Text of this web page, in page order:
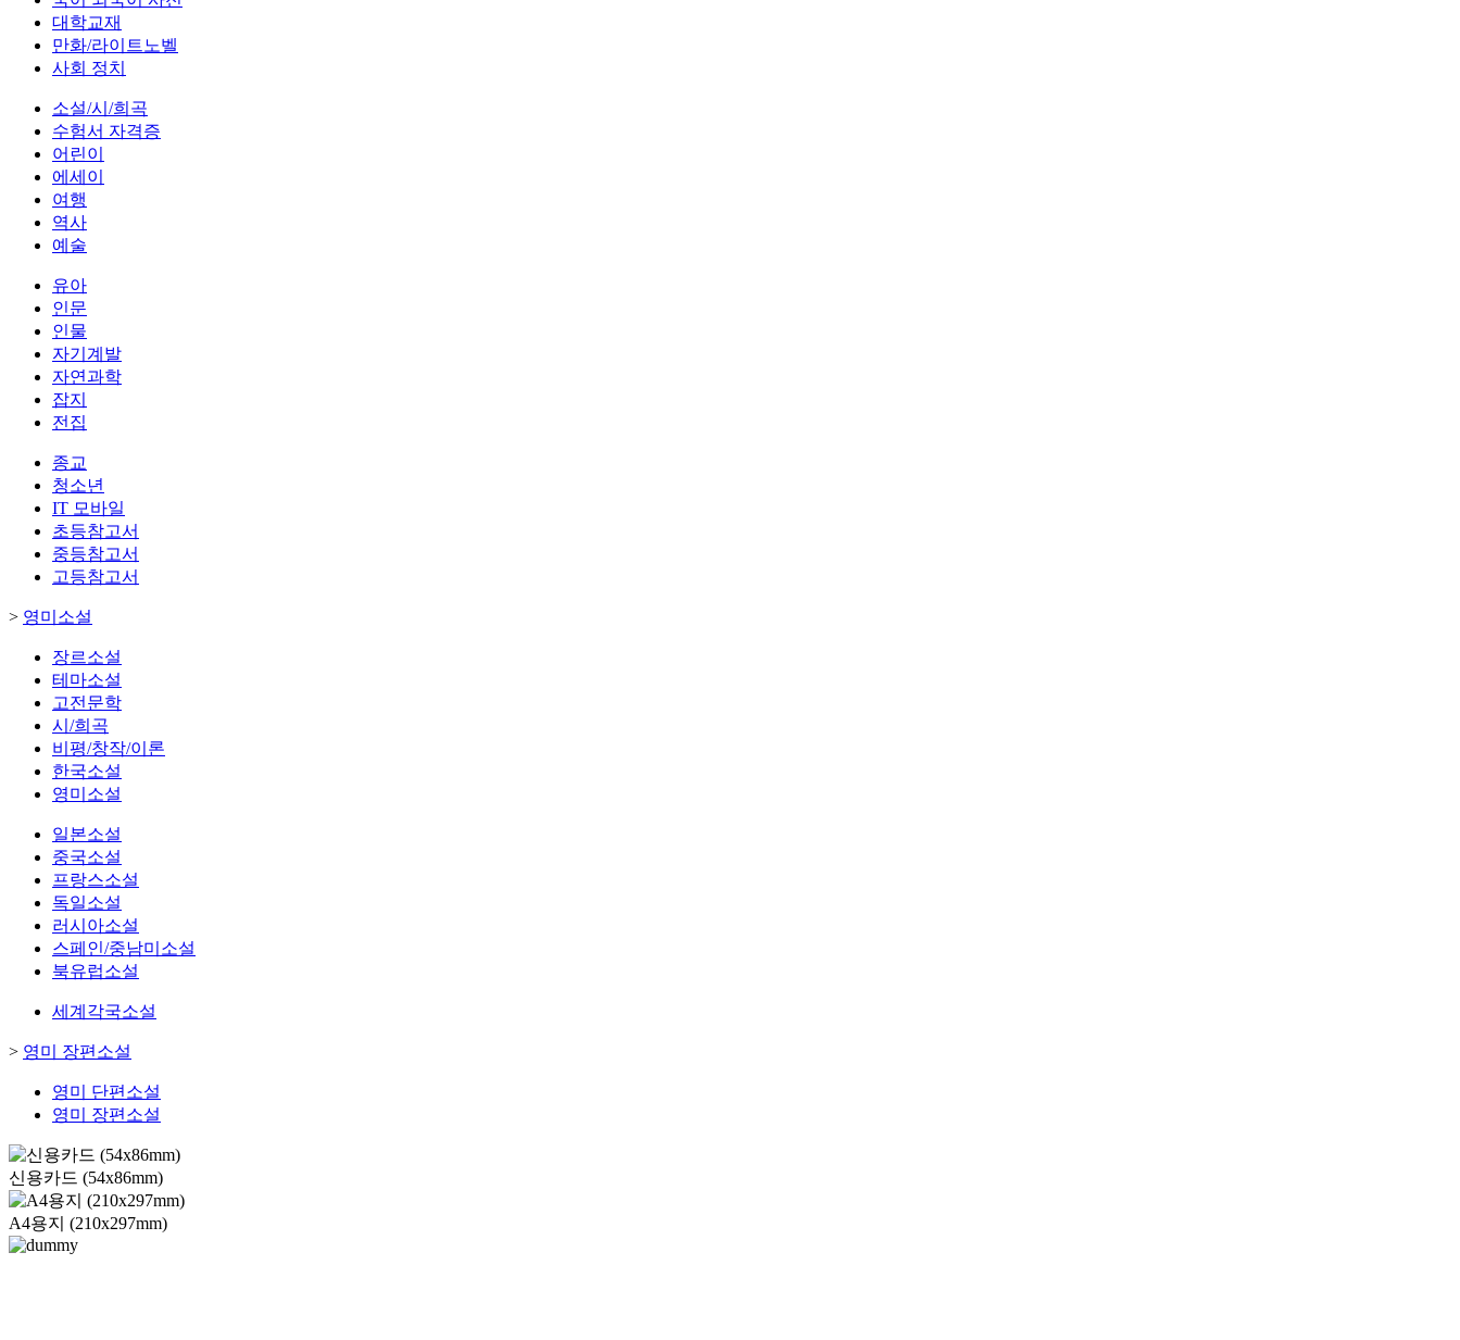
대학교재
만화/라이트노벨
사회 정치
소설/시/희곡
수험서 자격증
어린이
에세이
여행
역사
예술
유아
인문
인물
자기계발
자연과학
잡지
전집
종교
청소년
IT 모바일
초등참고서
중등참고서
고등참고서
> 영미소설
장르소설
테마소설
고전문학
시/희곡
비평/창작/이론
한국소설
영미소설
일본소설
중국소설
프랑스소설
독일소설
러시아소설
스페인/중남미소설
북유럽소설
세계각국소설
> 영미 장편소설
영미 단편소설
영미 장편소설
신용카드 (54x86mm)
A4용지 (210x297mm)